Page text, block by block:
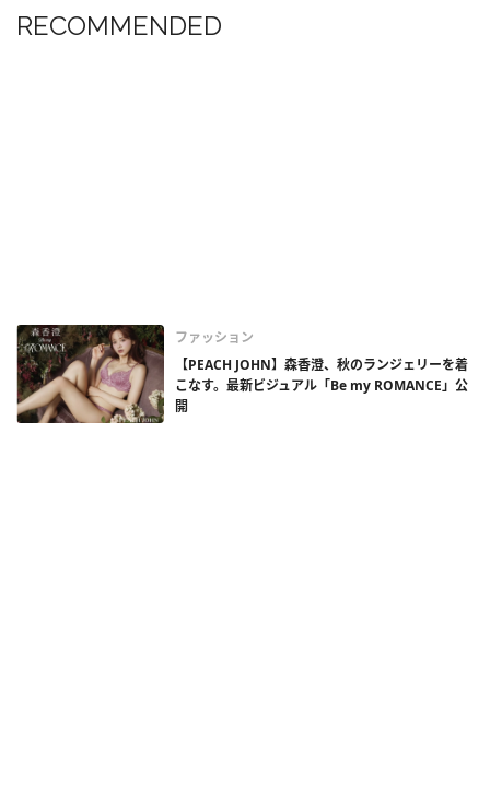
RECOMMENDED
ファッション
【PEACH JOHN】森香澄、秋のランジェリーを着
こなす。最新ビジュアル「Be my ROMANCE」公
開